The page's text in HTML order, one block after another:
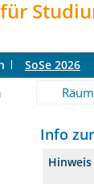
SoSe 2026
Info
Hinweis